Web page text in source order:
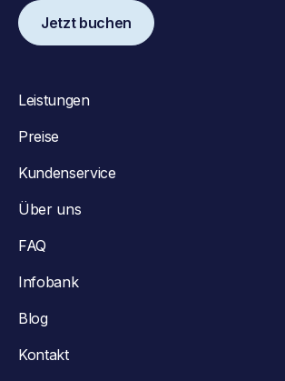
Jetzt buchen
Leistungen
Preise
Kundenservice
Über uns
FAQ
Infobank
Blog
Kontakt